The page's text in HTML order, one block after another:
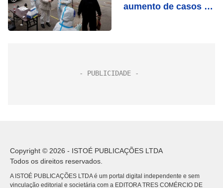
aumento de casos de
Copyright © 2026 - ISTOÉ PUBLICAÇÕES LTDA
Todos os direitos reservados.
A ISTOÉ PUBLICAÇÕES LTDA é um portal digital independente e sem
vinculação editorial e societária com a EDITORA TRES COMÉRCIO DE